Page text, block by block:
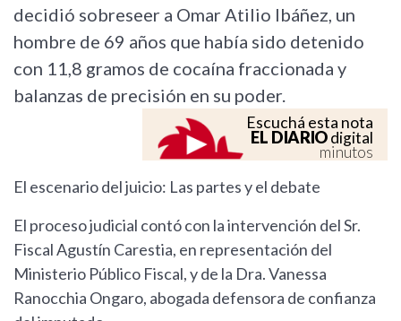
decidió sobreseer a Omar Atilio Ibáñez, un
hombre de 69 años que había sido detenido
con 11,8 gramos de cocaína fraccionada y
balanzas de precisión en su poder.
Escuchá esta nota
EL DIARIOdigital
minutos
El escenario del juicio: Las partes y el debate
El proceso judicial contó con la intervención del Sr.
Fiscal Agustín Carestia, en representación del
Ministerio Público Fiscal, y de la Dra. Vanessa
Ranocchia Ongaro, abogada defensora de confianza